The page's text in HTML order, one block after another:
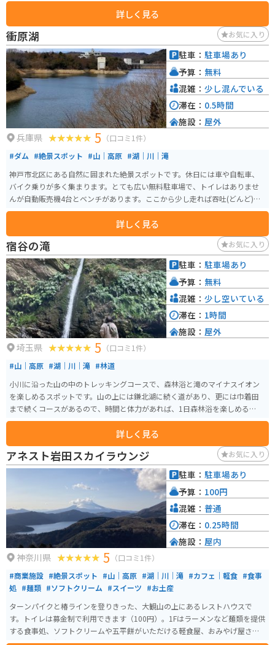
販売やアイスクリーム作り体験、おいしいグルメを楽しむことができます。
また、乗馬や「めぇ～めぇ～広場」と呼ばれるエリアで動物と触れ合うこと
も可能です。さらに「お食事処 庄屋」や「ジンギスカンハウスサンガ」、
「つむじかふぇ」など、いくつかの食事処やカフェがあります。特に、「ジン
ギスカンハウスサンガ」では、ヘルシーで柔らかなラムジンギスカンが人気
です。 営業時間は8:00～17:30で、アクセスについては、東北自動車道那須IC
から車で約15分、約11kmの距離にあります。入り口近くにバイク専用駐車場
もあります。
詳しく見る
衝原湖 お気に入り
兵庫県 5 （口コミ1件）
#ダム #絶景スポット #山｜高原 #湖｜川｜滝
神戸市北区にある自然に囲まれた絶景スポットです。休日には車や自転車、
バイク乗りが多く集まります。とても広い無料駐車場で、トイレはありませ
んが自動販売機4台とベンチがあります。ここから少し走れば吞吐(どんど)ダ
ムや「BE KOBE」のモニュメントもあります。
詳しく見る
駐車： 駐車場あり
予算： 無料
混雑： 少し混んでいる
滞在： 0.5時間
施設： 屋外
宿谷の滝 お気に入り
埼玉県 5 （口コミ1件）
#山｜高原 #湖｜川｜滝 #林道
小川に沿った山の中のトレッキングコースで、森林浴と滝のマイナスイオン
を楽しめるスポットです。山の上には鎌北湖に続く道があり、更には巾着田
まで続くコースがあるので、時間と体力があれば、1日森林浴を楽しめるスポ
ットです。
詳しく見る
駐車： 駐車場あり
予算： 無料
混雑： 少し空いている
滞在： 1時間
施設： 屋外
アネスト岩田スカイラウンジ お気に入り
神奈川県 5 （口コミ1件）
#商業施設 #絶景スポット #山｜高原 #湖｜川｜滝 #カフェ｜軽食 #食事
処 #麺類 #ソフトクリーム #スイーツ #お土産
ターンパイクと椿ラインを登りきった、大観山の上にあるレストハウスで
す。トイレは募金制で利用できます（100円）。1Fはラーメンなど麺類を提供
する食事処、ソフトクリームや五平餅がいただける軽食屋、おみやげ屋さん
駐車： 駐車場あり
予算： 100円
混雑： 普通
滞在： 0.25時間
施設： 屋内